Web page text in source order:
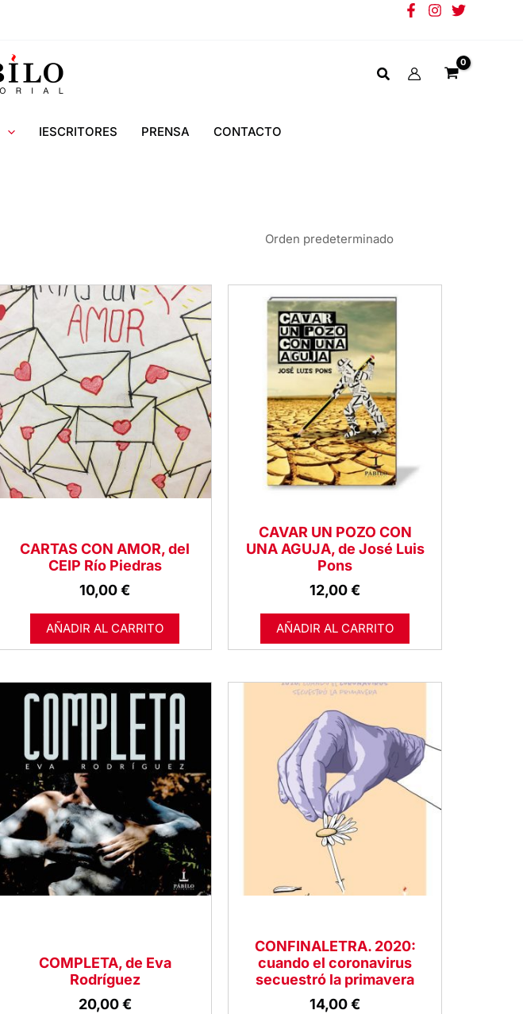
IESCRITORES PRENSA CONTACTO
CARTAS CON AMOR, del
CEIP Río Piedras
10,00€
AÑADIR AL CARRITO
CAVAR UN POZO CON
UNA AGUJA, de José Luis
Pons
12,00€
AÑADIR AL CARRITO
COMPLETA, de Eva
Rodríguez
20,00€
CONFINALETRA. 2020:
cuando el coronavirus
secuestró la primavera
14,00€